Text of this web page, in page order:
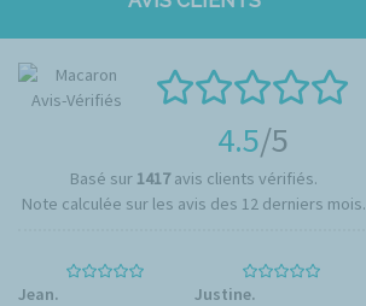
4.5/5
Basé sur 1417avis clients vérifiés.
Note calculée sur les avis des 12 derniers mois.
Jean.
Justine.